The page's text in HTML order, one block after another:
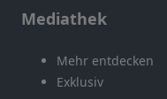
Mediathek
Mehr entdecken
Exklusiv